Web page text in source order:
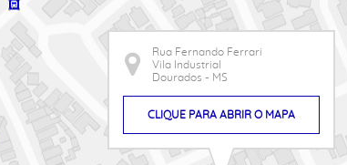
Rua Fernando Ferrari
Vila Industrial
Dourados - MS
CLIQUE PARA ABRIR O MAPA